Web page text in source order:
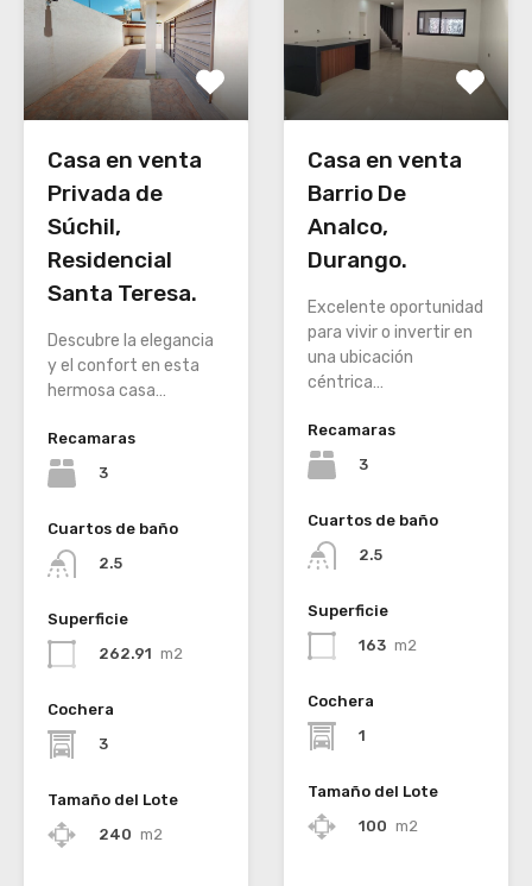
Casa en venta
Privada de
Súchil,
Residencial
Santa Teresa.
Descubre la elegancia
y el confort en esta
hermosa casa…
Recamaras
3
Cuartos de baño
2.5
Superficie
262.91 m2
Cochera
3
Tamaño del Lote
240 m2
Casa en venta
Barrio De
Analco,
Durango.
Excelente oportunidad
para vivir o invertir en
una ubicación
céntrica…
Recamaras
3
Cuartos de baño
2.5
Superficie
163 m2
Cochera
1
Tamaño del Lote
100 m2